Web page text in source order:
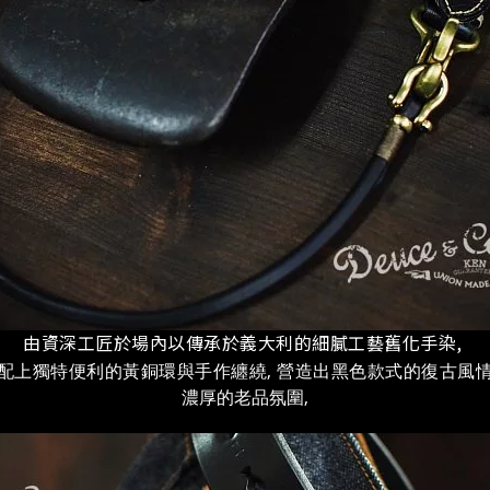
由資深工匠於場內以傳承於義大利的細膩工藝舊化手染,
上獨特便利的黃銅環與手作纏繞, 營造出黑色款式的復古風
濃厚的老品氛圍,